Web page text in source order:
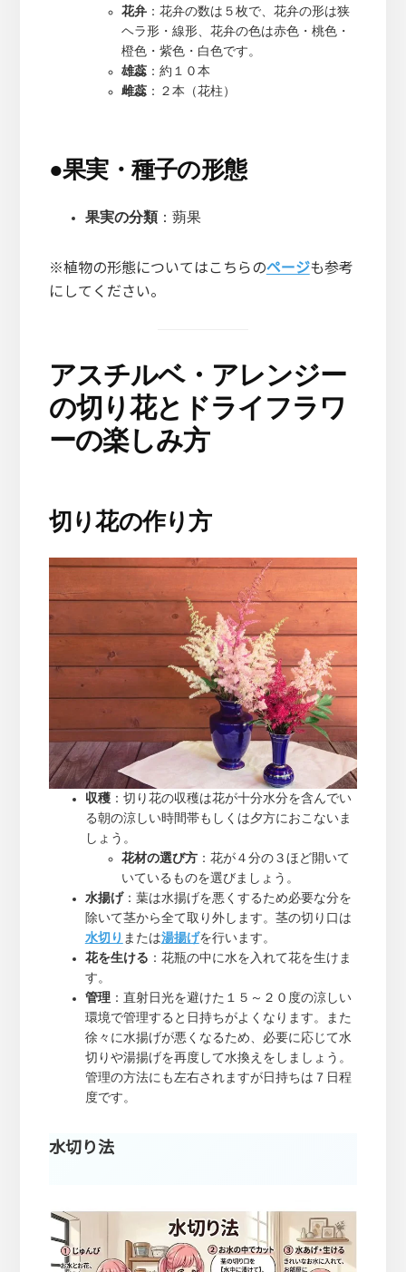
花弁：花弁の数は５枚で、花弁の形は狭
ヘラ形・線形、花弁の色は赤色・桃色・
橙色・紫色・白色です。
雄蕊：約１０本
雌蕊：２本（花柱）
●果実・種子の形態
果実の分類 ：蒴果
※植物の形態についてはこちらのページも参考
にしてください。
アスチルベ・アレンジー
の切り花とドライフラワ
ーの楽しみ方
切り花の作り方
収穫：切り花の収穫は花が十分水分を含んでい
る朝の涼しい時間帯もしくは夕方におこないま
しょう。
花材の選び方：花が４分の３ほど開いて
いているものを選びましょう。
水揚げ：葉は水揚げを悪くするため必要な分を
除いて茎から全て取り外します。茎の切り口は
水切り または湯揚げを行います。
花を生ける ：花瓶の中に水を入れて花を生けま
す。
管理：直射日光を避けた１５～２０度の涼しい
環境で管理すると日持ちがよくなります。また
徐々に水揚げが悪くなるため、必要に応じて水
切りや湯揚げを再度して水換えをしましょう。
管理の方法にも左右されますが日持ちは７日程
度です。
水切り法